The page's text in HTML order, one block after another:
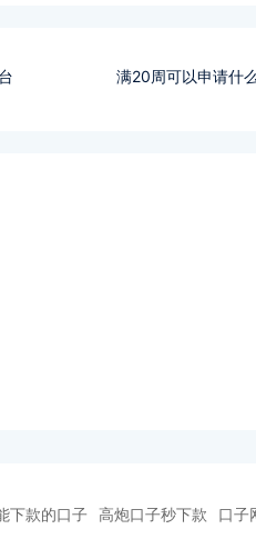
满20周可以申请什
下款的口子 高炮口子秒下款 口子